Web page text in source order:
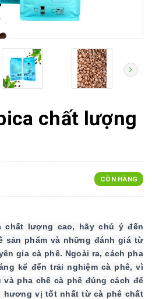
chất lượng
CÒN HÀNG
lượng cao, hãy chú ý đến
sản phẩm và những đánh giá từ
gia cà phê. Ngoài ra, cách pha
kể đến trải nghiệm cà phê, vì
pha chế cà phê đúng cách để
hương vị tốt nhất từ cà phê chất